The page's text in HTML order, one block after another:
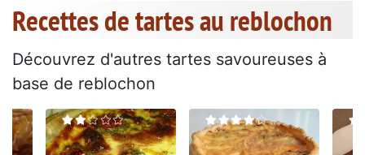
Recettes de tartes au reblochon
Découvrez d'autres tartes savoureuses à
base de reblochon